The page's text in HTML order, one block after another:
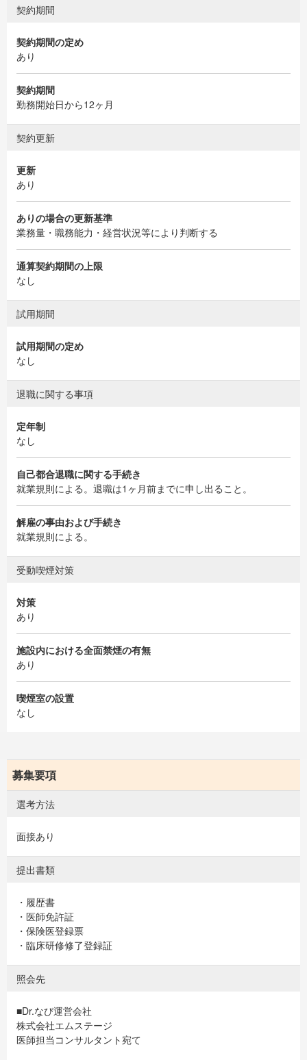
契約期間
契約期間の定め
あり
契約期間
勤務開始日から12ヶ月
契約更新
更新
あり
ありの場合の更新基準
業務量・職務能力・経営状況等により判断する
通算契約期間の上限
なし
試用期間
試用期間の定め
なし
退職に関する事項
定年制
なし
自己都合退職に関する手続き
就業規則による。退職は1ヶ月前までに申し出ること。
解雇の事由および手続き
就業規則による。
受動喫煙対策
対策
あり
施設内における全面禁煙の有無
あり
喫煙室の設置
なし
募集要項
選考方法
面接あり
提出書類
・履歴書
・医師免許証
・保険医登録票
・臨床研修修了登録証
照会先
■Dr.なび運営会社
株式会社エムステージ
医師担当コンサルタント宛て